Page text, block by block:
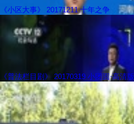
《小区大事》 20171211 十年之争
《普法栏目剧》 20170319 小团圆·高清版